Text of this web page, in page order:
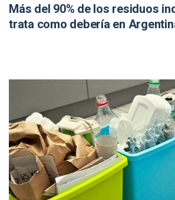
Más del 90% de los residuos
trata como debería en